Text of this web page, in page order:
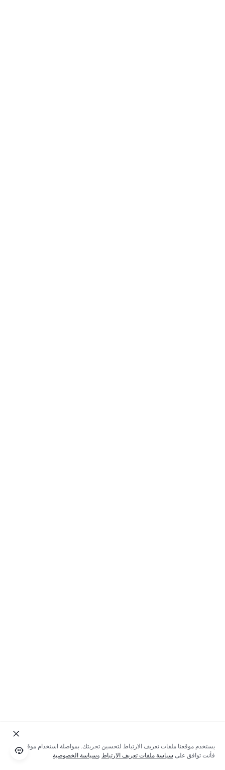
يستخدم موقعنا ملفات تعريف الارتباط لتحسين تجربتك. بمواصلة استخدام موقعنا؛
فأنت توافق على سياسة ملفات تعريف الارتباط وسياسة الخصوصية.